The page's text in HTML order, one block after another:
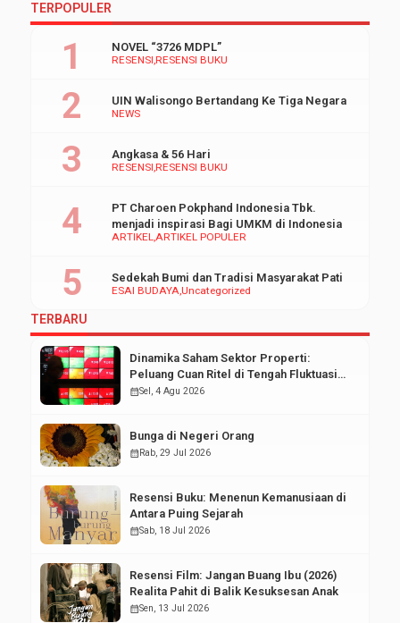
TERPOPULER
RESENSI RESENSI BUKU
NOVEL “3726 MDPL”
NEWS
UIN Walisongo Bertandang Ke Tiga Negara
RESENSI RESENSI BUKU
Angkasa & 56 Hari
ARTIKELARTIKEL POPULER
PT Charoen Pokphand Indonesia Tbk.
menjadi inspirasi Bagi UMKM di Indonesia
ESAI BUDAYAUncategorized
Sedekah Bumi dan Tradisi Masyarakat Pati
TERBARU
Dinamika Saham Sektor Properti:
Peluang Cuan Ritel di Tengah Fluktuasi
Pasar Modal
calendar_monthSel, 4 Agu 2026
Bunga di Negeri Orang
calendar_month Rab, 29 Jul 2026
Resensi Buku: Menenun Kemanusiaan di
Antara Puing Sejarah
calendar_monthSab, 18 Jul 2026
Resensi Film: Jangan Buang Ibu (2026)
Realita Pahit di Balik Kesuksesan Anak
calendar_monthSen, 13 Jul 2026